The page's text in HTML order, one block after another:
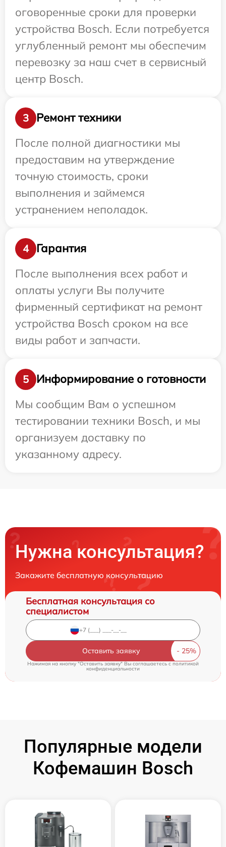
оговоренные сроки для проверки
устройства Bosch. Если потребуется
углубленный ремонт мы обеспечим
перевозку за наш счет в сервисный
центр Bosch.
3
Ремонт техники
После полной диагностики мы
предоставим на утверждение
точную стоимость, сроки
выполнения и займемся
устранением неполадок.
4
Гарантия
После выполнения всех работ и
оплаты услуги Вы получите
фирменный сертификат на ремонт
устройства Bosch сроком на все
виды работ и запчасти.
5
Информирование о готовности
Мы сообщим Вам о успешном
тестировании техники Bosch, и мы
организуем доставку по
указанному адресу.
Нужна консультация?
Закажите бесплатную консультацию
Бесплатная консультация со
специалистом
Оставить заявку
Нажимая на кнопку "Оставить заявку" Вы соглашаетесь cполитикой
конфиденциальности
Популярные модели
Кофемашин Bosch